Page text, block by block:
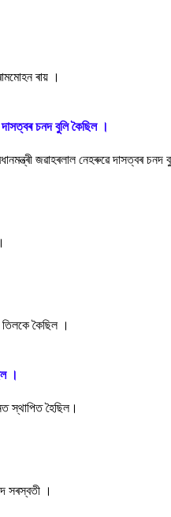
ৰায় ।
চনদ বুলি কৈছিল ।
জৱাহৰলাল নেহৰুৱে দাসত্বৰ চনদ
কৈছিল ।
।
স্থাপিত হৈছিল।
সৰস্বতী ।